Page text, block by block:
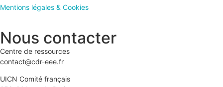
Mentions légales & Cookies
Nous contacter
Centre de ressources
contact@cdr-eee.fr
UICN Comité français